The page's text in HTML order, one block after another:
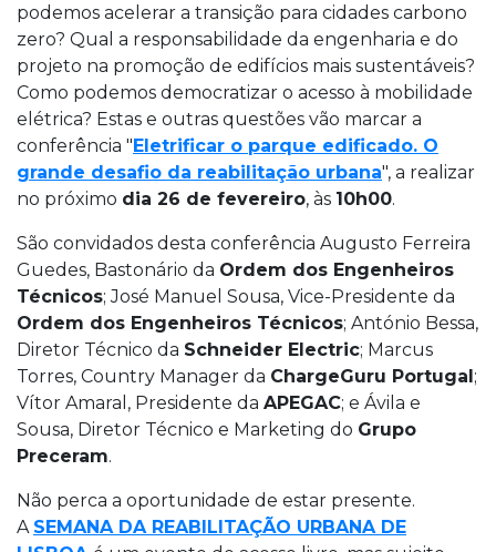
podemos acelerar a transição para cidades carbono
zero? Qual a responsabilidade da engenharia e do
projeto na promoção de edifícios mais sustentáveis?
Como podemos democratizar o acesso à mobilidade
elétrica? Estas e outras questões vão marcar a
conferência "Eletrificar o parque edificado. O
grande desafio da reabilitação urbana", a realizar
no próximo dia 26 de fevereiro, às 10h00.
São convidados desta conferência Augusto Ferreira
Guedes, Bastonário da Ordem dos Engenheiros
Técnicos; José Manuel Sousa, Vice-Presidente da
Ordem dos Engenheiros Técnicos; António Bessa,
Diretor Técnico da Schneider Electric; Marcus
Torres, Country Manager da ChargeGuru Portugal;
Vítor Amaral, Presidente da APEGAC; e Ávila e
Sousa, Diretor Técnico e Marketing do Grupo
Preceram.
Não perca a oportunidade de estar presente.
A SEMANA DA REABILITAÇÃO URBANA DE